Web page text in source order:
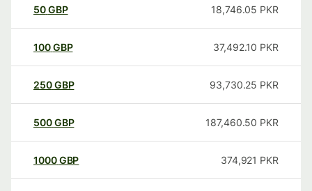
50GBP 18,746.05 PKR
100GBP 37,492.10 PKR
250GBP 93,730.25 PKR
500GBP 187,460.50 PKR
1000GBP 374,921 PKR